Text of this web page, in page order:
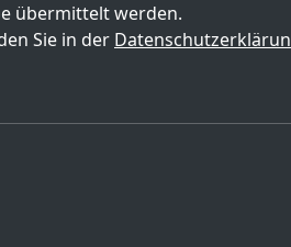
übermittelt werden.
Sie in der